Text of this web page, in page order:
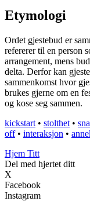
Etymologi
Ordet gjestebud er
refererer til en person
arrangement, mens
delta. Derfor kan
sammenkomst hvor
brukes gjerne om en
og kose seg sammen.
kickstart • stolthet •
off• interaksjon •
Hjem Titt
Del med hjertet ditt
X
Facebook
Instagram